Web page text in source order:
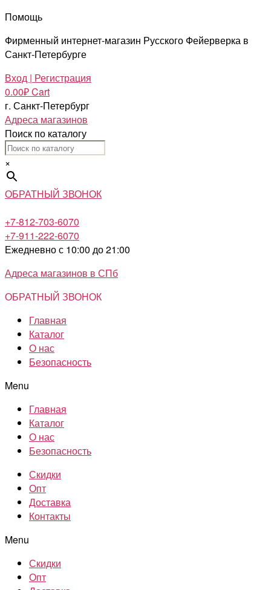
Помощь
Фирменный интернет-магазин Русского Фейерверка в
Санкт-Петербурге
Вход | Регистрация
0.00₽Cart
г. Санкт-Петербург
Адреса магазинов
Поиск по каталогу
×
ОБРАТНЫЙ ЗВОНОК
+7-812-703-6070
+7-911-222-6070
Ежедневно с 10:00 до 21:00
Адреса магазинов в СПб
ОБРАТНЫЙ ЗВОНОК
Главная
Каталог
О нас
Безопасность
Menu
Главная
Каталог
О нас
Безопасность
Скидки
Опт
Доставка
Контакты
Menu
Скидки
Опт